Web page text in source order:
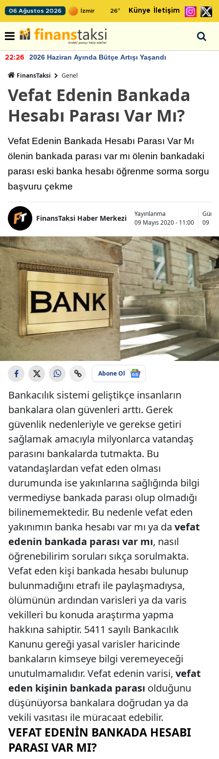
06 Ağustos 2026 26° Künye İletişim
22:26 2026 Haziran Ayında Bütçe Artışı Yaşandı
FinansTaksi Genel
Vefat Edenin Bankada
Hesabı Parası Var Mı?
Vefat Edenin Bankada Hesabı Parası Var Mı
ölenin bankada parası var mı ölenin bankadaki
parası eski banka hesabı öğrenme sorma sorgu
başvuru çekme
FinansTaksi Haber Merkezi
Yayınlanma
09 Mayıs 2020 - 11:00
09
Abone Ol
Bankacılık sistemi geliştikçe insanların
bankalara olan güvenleri arttı. Gerek
güvenlik nedenleriyle ve gerekse getiri
sağlamak amacıyla milyonlarca vatandaş
parasını bankalarda tutmakta. Bu
vatandaşlardan vefat eden olması
durumunda ise yakınlarına sağlığında bilgi
vermediyse bankada parası olup olmadığı
bilinememektedir. Bu nedenle vefat eden
yakınımın banka hesabı var mı ya da vefat
edenin bankada parası var mı, nasıl
öğrenebilirim soruları sıkça sorulmakta.
Vefat eden kişi bankada hesabı bulunup
bulunmadığını etrafı ile paylaşmadıysa,
ölümünün ardından varisleri ya da varis
vekilleri bu konuda araştırma yapma
hakkına sahiptir. 5411 sayılı Bankacılık
Kanunu gereği yasal varisler haricinde
bankaların kimseye bilgi veremeyeceği
unutulmamalıdır. Vefat edenin varisi, vefat
eden kişinin bankada parası olduğunu
düşünüyorsa bankalara doğrudan ya da
vekili vasıtası ile müracaat edebilir.
VEFAT EDENIN BANKADA HESABI
PARASI VAR MI?